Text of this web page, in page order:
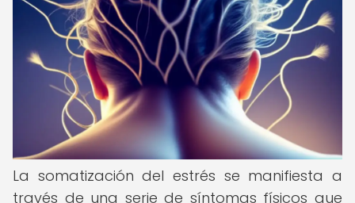
La somatización del estrés se manifiesta a
través de una serie de síntomas físicos que